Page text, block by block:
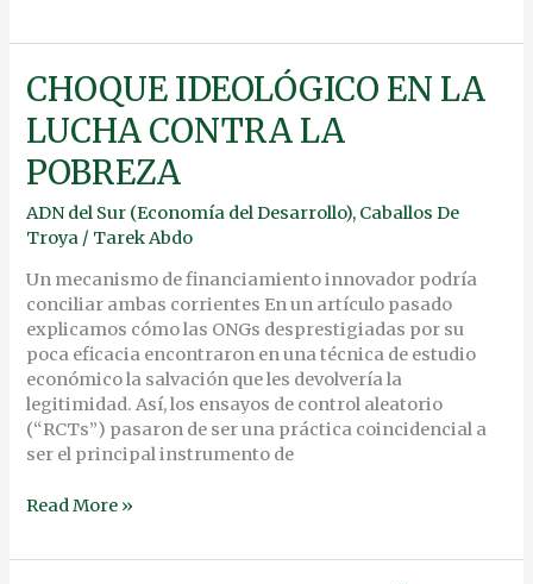
CHOQUE IDEOLÓGICO EN LA
LUCHA CONTRA LA
POBREZA
ADN del Sur (Economía del Desarrollo), Caballos De
Troya / Tarek Abdo
Un mecanismo de financiamiento innovador podría
conciliar ambas corrientes En un artículo pasado
explicamos cómo las ONGs desprestigiadas por su
poca eficacia encontraron en una técnica de estudio
económico la salvación que les devolvería la
legitimidad. Así, los ensayos de control aleatorio
(“RCTs”) pasaron de ser una práctica coincidencial a
ser el principal instrumento de
CHOQUE
IDEOLÓGICO
EN
LA
LUCHA
CONTRA
LA
Read More »